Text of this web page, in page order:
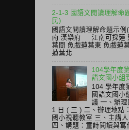
2-1-3 國語文閱讀理解命
民)
國語文閱讀理解命題示
南 漢樂府 江南可採蓮
葉間 魚戲蓮葉東 魚戲蓮
蓮葉北
104學年度
語文國小組
104 學年度
國語文國小
議 一、辦理
1 日 ( 三 ) 二、辦理地點
國小視聽教室 三、主講
四、講題：童詩閱讀與寫